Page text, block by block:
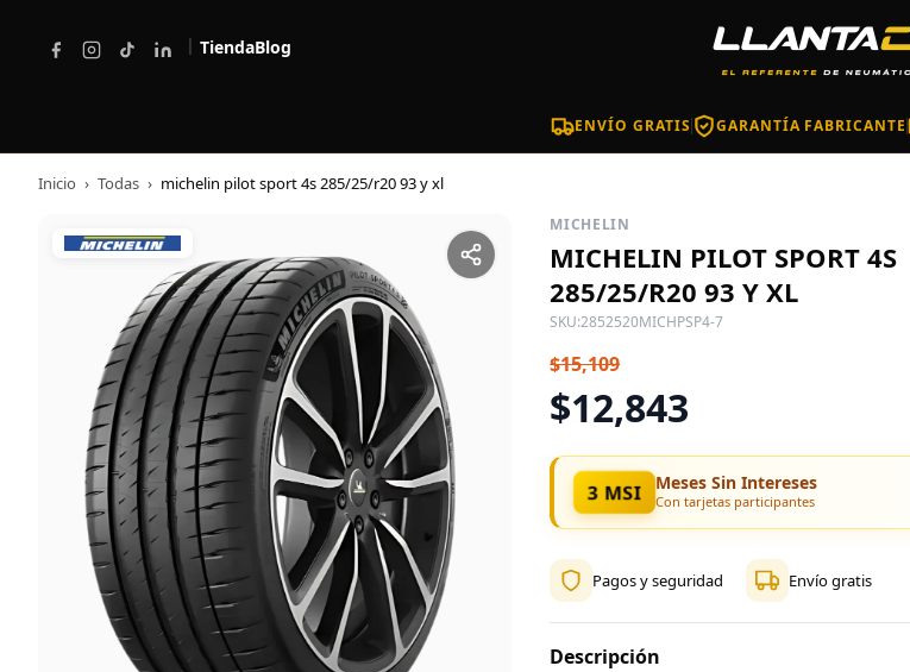
| TiendaBlog
ENVÍO GRATIS GARANTÍA FABRICANTE
Inicio › Todas › michelin pilot sport 4s 285/25/r20 93 y xl
MICHELIN
MICHELIN PILOT SPORT 4S
285/25/R20 93 Y XL
SKU:2852520MICHPSP4-7
$15,109
$12,843
3 MSI Meses Sin Intereses
Con tarjetas participantes
Pagos y seguridad Envío gratis
Descripción